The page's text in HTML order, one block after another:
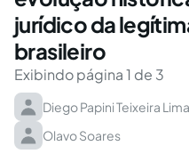
jurídico da
brasileiro
Exibindo página 1 de 3
Diego Papini Teixeira Lima
Olavo Soares